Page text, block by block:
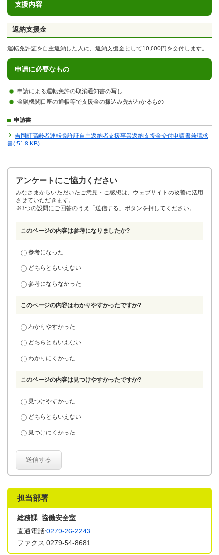
支援内容
返納支援金
運転免許証を自主返納した人に、返納支援金として10,000円を交付します。
申請に必要なもの
申請による運転免許の取消通知書の写し
金融機関口座の通帳等で支援金の振込み先がわかるもの
申請書
吉岡町高齢者運転免許証自主返納者支援事業返納支援金交付申請書兼請求
書(:51.8 KB)
アンケートにご協力ください
みなさまからいただいたご意見・ご感想は、ウェブサイトの改善に活用
させていただきます。
※3つの設問にご回答のうえ「送信する」ボタンを押してください。
このページの内容は参考になりましたか?
参考になった
どちらともいえない
参考にならなかった
このページの内容はわかりやすかったですか?
わかりやすかった
どちらともいえない
わかりにくかった
このページの内容は見つけやすかったですか?
見つけやすかった
どちらともいえない
見つけにくかった
送信する
担当部署
総務課 協働安全室
直通電話:0279-26-2243
ファクス:0279-54-8681